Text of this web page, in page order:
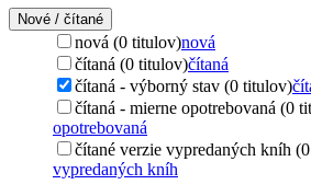
Nové / čítané
nová (0 titulov)nová
čítaná (0 titulov)čítaná
čítaná - výborný stav (0 titulov)
čítaná - mierne opotrebovaná (0
opotrebovaná
čítané verzie vypredaných kníh
vypredaných kníh